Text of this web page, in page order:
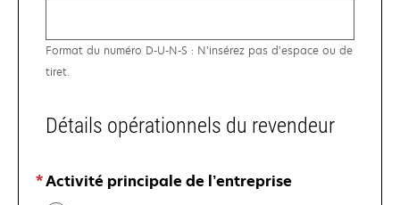
Format du numéro D-U-N-S : N’insérez pas d’espace ou de
tiret.
Détails opérationnels du revendeur
Activité principale de l’entreprise